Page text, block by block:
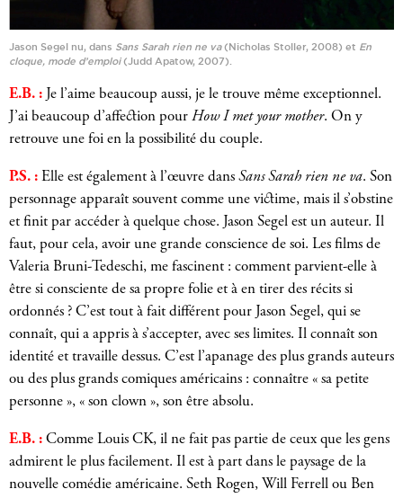
Jason Segel nu, dans Sans Sarah rien ne va(Nicholas Stoller, 2008) et En
cloque, mode d’emploi(Judd Apatow, 2007).
E.B. : Je l’aime beaucoup aussi, je le trouve même exceptionnel.
J’ai beaucoup d’affection pour How I met your mother. On y
retrouve une foi en la possibilité du couple.
P.S. : Elle est également à l’œuvre dans Sans Sarah rien ne va. Son
personnage apparaît souvent comme une victime, mais il s’obstine
et finit par accéder à quelque chose. Jason Segel est un auteur. Il
faut, pour cela, avoir une grande conscience de soi. Les films de
Valeria Bruni-Tedeschi, me fascinent : comment parvient-elle à
être si consciente de sa propre folie et à en tirer des récits si
ordonnés ? C’est tout à fait différent pour Jason Segel, qui se
connaît, qui a appris à s’accepter, avec ses limites. Il connaît son
identité et travaille dessus. C’est l’apanage des plus grands auteurs
ou des plus grands comiques américains : connaître « sa petite
personne », « son clown », son être absolu.
E.B. : Comme Louis CK, il ne fait pas partie de ceux que les gens
admirent le plus facilement. Il est à part dans le paysage de la
nouvelle comédie américaine. Seth Rogen, Will Ferrell ou Ben